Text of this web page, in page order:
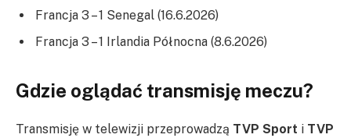
Francja 3 – 1 Senegal (16.6.2026)
Francja 3 – 1 Irlandia Północna (8.6.2026)
Gdzie oglądać transmisję meczu?
Transmisję w telewizji przeprowadzą TVP Sport i TVP